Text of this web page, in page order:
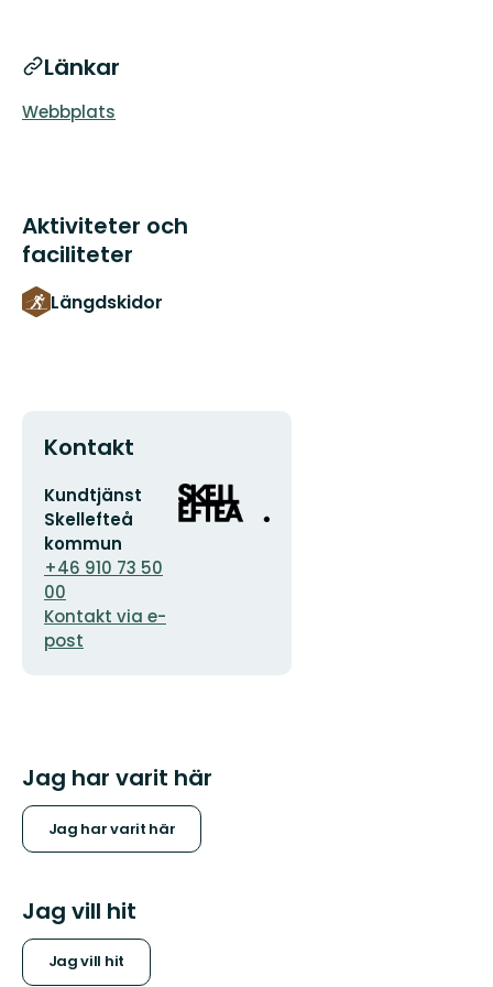
Länkar
Webbplats
Aktiviteter och
faciliteter
Längdskidor
Kontakt
E-
postadress
Kundtjänst
Skellefteå
kommun
+46 910 73 50
00
Kontakt via e-
post
Organisationens
logotyp
Jag har varit här
Jag har varit här
Jag vill hit
Jag vill hit